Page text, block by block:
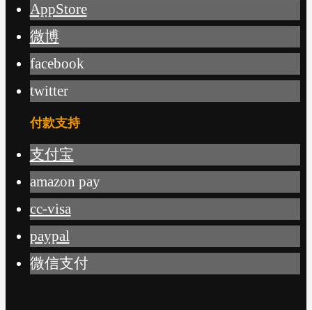
AppStore
微博
facebook
twitter
付款支持
支付宝
amazon pay
cc-visa
paypal
微信支付